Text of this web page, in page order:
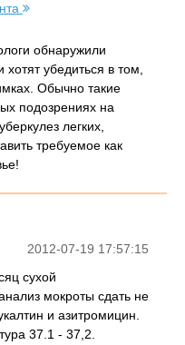
обнаружили
убедиться в том,
Обычно такие
подозрениях на
легких,
требуемое как
2012-07-19 17:57:15
сухой
мокроты сдать не
и азитромицин.
37.1 - 37,2.